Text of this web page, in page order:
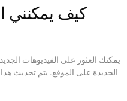
كيف يمكنني
يمكنك العثور على الفيديوهات
الجديدة على الموقع. يتم تحديث